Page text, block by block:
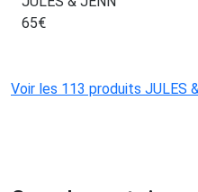
65€
Voir les 113 produits JULES